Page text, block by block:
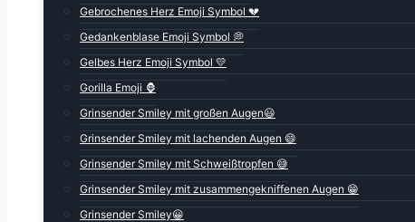
Gebrochenes Herz Emoji Symbol 💔
Gedankenblase Emoji Symbol 💭
Gelbes Herz Emoji Symbol 💛
Gorilla Emoji 🦍
Grinsender Smiley mit großen Augen😃
Grinsender Smiley mit lachenden Augen 😄
Grinsender Smiley mit Schweißtropfen 😅
Grinsender Smiley mit zusammengekniffenen Augen 😁
Grinsender Smiley😀